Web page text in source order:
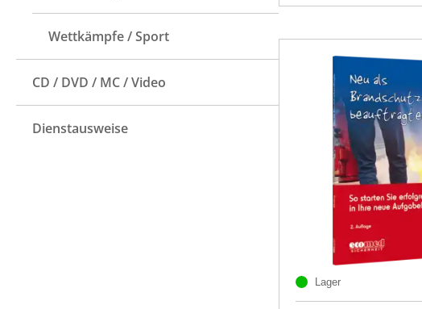
Wettkämpfe / Sport
CD / DVD / MC / Video
Dienstausweise
Lager